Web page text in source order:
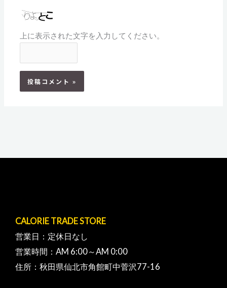
上に表示された文字を入力してください。
CALORIE TRADE STORE
営業日：定休日なし
営業時間：AM 6:00～AM 0:00
住所：秋田県仙北市角館町中菅沢77-16